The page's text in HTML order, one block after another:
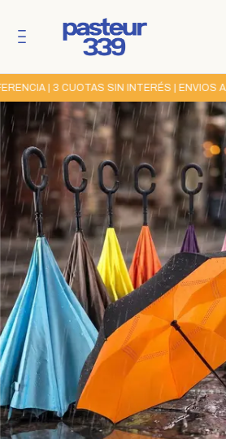
| 3 CUOTAS SIN INTERÉS | ENVIOS A